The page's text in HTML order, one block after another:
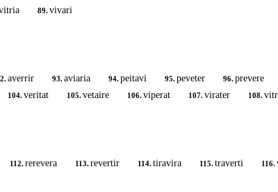
89.vivari
averrir 93.aviaria 94.peitavi 95.peveter 96.prevere
104.veritat 105.vetaire 106.viperat 107.virater 108.
112.rerevera 113.revertir 114.tiravira 115.traverti 116.